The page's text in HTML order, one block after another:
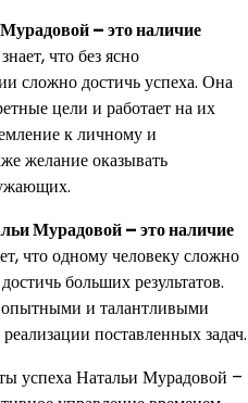
– это наличие
что без ясно
сложно достичь успеха. Она
цели и работает на их
к личному и
желание оказывать
Мурадовой – это наличие
что одному человеку сложно
больших результатов.
опытными и талантливыми
поставленных задач.
успеха Натальи Мурадовой –